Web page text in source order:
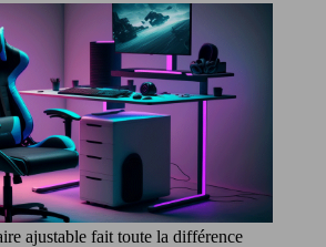
ajustable fait toute la différence